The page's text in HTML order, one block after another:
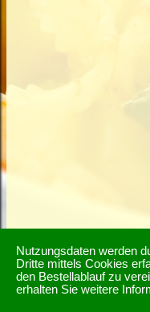
Nutzungsdaten werden
Dritte mittels Cookies
den Bestellablauf zu
erhalten Sie weitere